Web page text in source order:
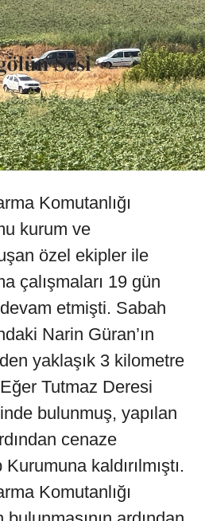
Komutanlığı
kurum ve
özel ekipler ile
çalışmaları 19 gün
etmişti. Sabah
Narin Güran’ın
yaklaşık 3 kilometre
Tutmaz Deresi
bulunmuş, yapılan
cenaze
kaldırılmıştı.
Komutanlığı